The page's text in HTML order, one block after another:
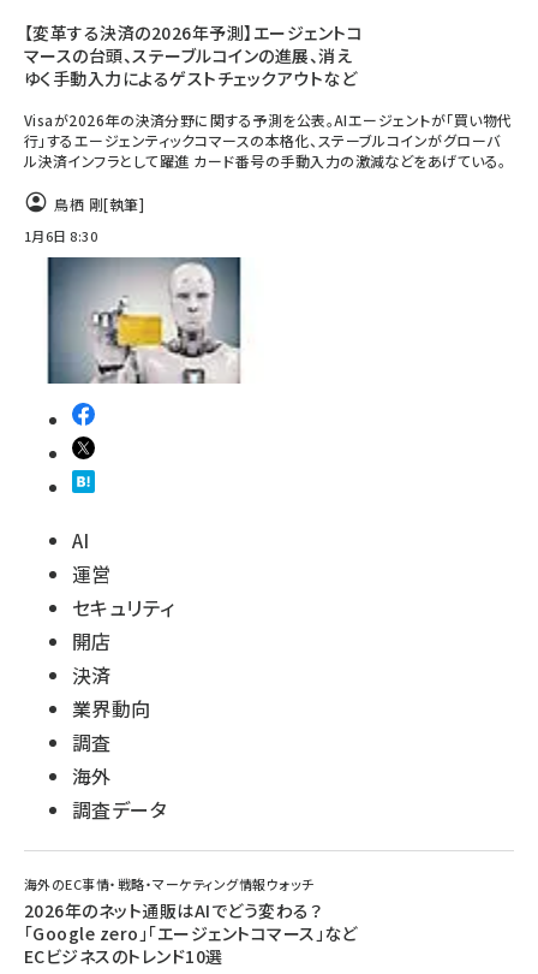
【変革する決済の2026年予測】エージェントコ
マースの台頭、ステーブルコインの進展、消え
ゆく手動入力によるゲストチェックアウトなど
Visaが2026年の決済分野に関する予測を公表。AIエージェントが「買い物代
行」するエージェンティックコマースの本格化、ステーブルコインがグローバ
ル決済インフラとして躍進 カード番号の手動入力の激減などをあげている。
鳥栖 剛[執筆]
1月6日 8:30
AI
運営
セキュリティ
開店
決済
業界動向
調査
海外
調査データ
海外のEC事情・戦略・マーケティング情報ウォッチ
2026年のネット通販はAIでどう変わる？
「Google zero」「エージェントコマース」など
ECビジネスのトレンド10選